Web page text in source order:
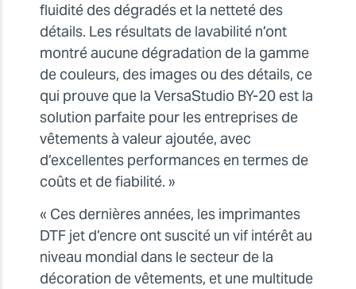
fluidité des dégradés et la netteté des
détails. Les résultats de lavabilité n’ont
montré aucune dégradation de la gamme
de couleurs, des images ou des détails, ce
qui prouve que la VersaStudio BY-20 est la
solution parfaite pour les entreprises de
vêtements à valeur ajoutée, avec
d’excellentes performances en termes de
coûts et de fiabilité. »
« Ces dernières années, les imprimantes
DTF jet d’encre ont suscité un vif intérêt au
niveau mondial dans le secteur de la
décoration de vêtements, et une multitude